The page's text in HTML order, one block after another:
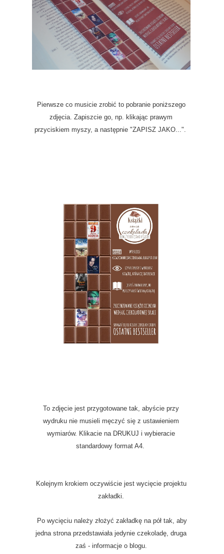
Pierwsze co musicie zrobić to pobranie poniższego
zdjęcia. Zapiszcie go, np. klikając prawym
przyciskiem myszy, a następnie "ZAPISZ JAKO...".
To zdjęcie jest przygotowane tak, abyście przy
wydruku nie musieli męczyć się z ustawieniem
wymiarów. Klikacie na DRUKUJ i wybieracie
standardowy format A4.
Kolejnym krokiem oczywiście jest wycięcie projektu
zakładki.
Po wycięciu należy złożyć zakładkę na pół tak, aby
jedna strona przedstawiała jedynie czekoladę, druga
zaś - informacje o blogu.